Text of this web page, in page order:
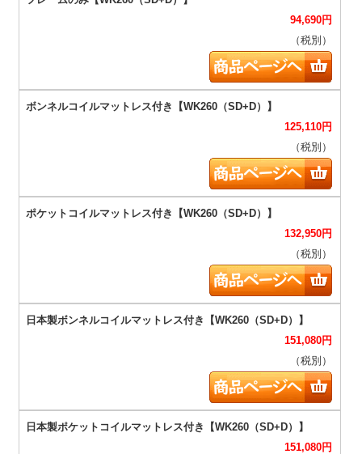
94,690円
（税別）
125,110円
（税別）
132,950円
（税別）
151,080円
（税別）
151,080円